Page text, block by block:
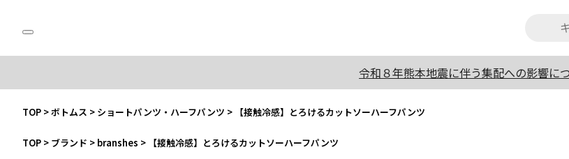
令和８年熊本地震に伴う集配への影響に
TOP >ボトムス > ショートパンツ・ハーフパンツ > 【接触冷感】とろけるカットソーハーフパンツ
TOP > ブランド > branshes > 【接触冷感】とろけるカットソーハーフパンツ